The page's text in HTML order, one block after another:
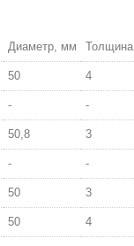
Диаметр, мм
50 4
- -
50,8 3
- -
50 3
50 4